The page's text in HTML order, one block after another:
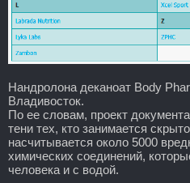
Нандролона деканоат Body
Владивосток.
По ее словам, проект
тени тех, кто занимается
насчитывается около 5000
химических соединений,
человека и с водой.